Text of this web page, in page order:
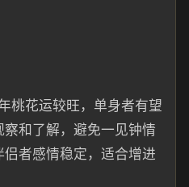
桃花运较旺，单身者有望
和了解，避免一见钟情
者感情稳定，适合增进